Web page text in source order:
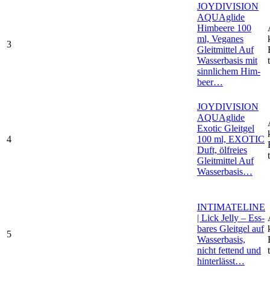
3
JOYDIVISION
AQUA­gli­de
Him­bee­re 100
ml, Vega­nes
Gleit­mit­tel Auf
Was­ser­ba­sis mit
sinn­li­chem Him­
beer…
4
JOYDIVISION
AQUA­gli­de
Exo­tic Gleit­gel
100 ml, EXOTIC
Duft, ölfrei­es
Gleit­mit­tel Auf
Was­ser­ba­sis…
5
INTIMATELINE
| Lick Jel­ly – Ess­
ba­res Gleit­gel auf
Was­ser­ba­sis,
nicht fet­tend und
hin­ter­lässt…